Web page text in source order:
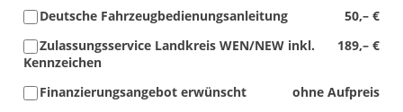
50,– €
Deutsche Fahrzeugbedienungsanleitung
189,– €
Zulassungsservice Landkreis WEN/NEW inkl.
Kennzeichen
ohne Aufpreis
Finanzierungsangebot erwünscht